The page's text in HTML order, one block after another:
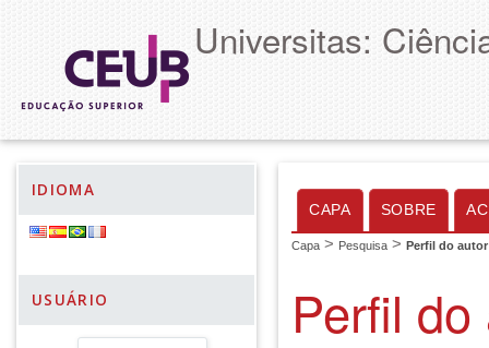
Universitas:
IDIOMA
USUÁRIO
CAPA SOBRE
Capa > Pesquisa > Perfil do autor
Perfil